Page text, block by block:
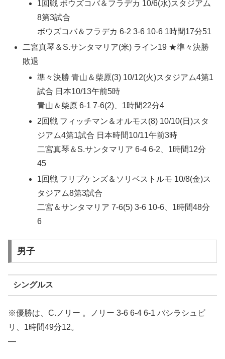
1回戦 ボウズコバ＆フラデカ 10/6(水)スタジアム
8第3試合
ボウズコバ＆フラデカ 6-2 3-6 10-6 1時間17分51
二宮真琴＆S.サンタマリア(米) ライン19 ★準々決勝
敗退
準々決勝 青山＆柴原(3) 10/12(火)スタジアム4第1
試合 日本10/13午前5時
青山＆柴原 6-1 7-6(2)、1時間22分4
2回戦 フィッチマン＆オルモス(8) 10/10(日)スタ
ジアム4第1試合 日本時間10/11午前3時
二宮真琴＆S.サンタマリア 6-4 6-2、1時間12分
45
1回戦 フリプケンズ＆ソリベストルモ 10/8(金)ス
タジアム8第3試合
二宮＆サンタマリア 7-6(5) 3-6 10-6、1時間48分
6
男子
シングルス
※優勝は、C.ノリー 。ノリー 3-6 6-4 6-1 バシラシュビ
リ、1時間49分12。
—